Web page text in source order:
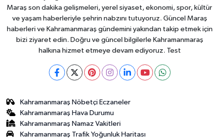
Maraş son dakika gelişmeleri, yerel siyaset, ekonomi, spor, kültür
ve yaşam haberleriyle şehrin nabzını tutuyoruz. Güncel Maraş
haberleri ve Kahramanmaraş gündemini yakından takip etmek için
bizi ziyaret edin. Doğru ve güncel bilgilerle Kahramanmaraş
halkına hizmet etmeye devam ediyoruz. Test
Kahramanmaraş Nöbetçi Eczaneler
Kahramanmaraş Hava Durumu
Kahramanmaraş Namaz Vakitleri
Kahramanmaraş Trafik Yoğunluk Haritası